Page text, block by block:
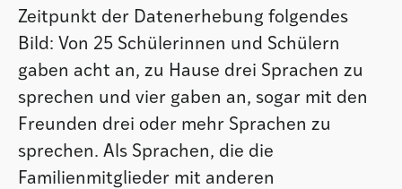
Zeitpunkt der Datenerhebung folgendes
Bild: Von 25 Schülerinnen und Schülern
gaben acht an, zu Hause drei Sprachen zu
sprechen und vier gaben an, sogar mit den
Freunden drei oder mehr Sprachen zu
sprechen. Als Sprachen, die die
Familienmitglieder mit anderen